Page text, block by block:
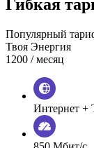
Гибкая
Популярный
Твоя Энергия
1200 / месяц
Интернет +